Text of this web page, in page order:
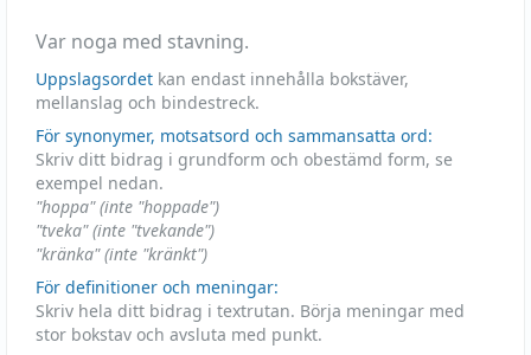
Var noga med stavning.
Uppslagsordet kan endast innehålla bokstäver,
mellanslag och bindestreck.
För synonymer, motsatsord och sammansatta ord:
Skriv ditt bidrag i grundform och obestämd form, se
exempel nedan.
"hoppa" (inte "hoppade")
"tveka" (inte "tvekande")
"kränka" (inte "kränkt")
För definitioner och meningar:
Skriv hela ditt bidrag i textrutan. Börja meningar med
stor bokstav och avsluta med punkt.